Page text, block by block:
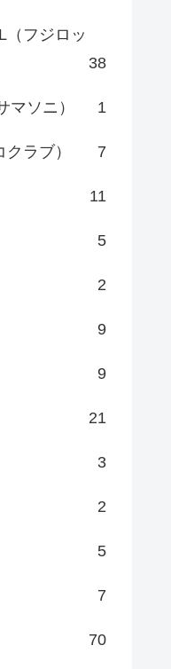
（フジロッ
38
マソニ） 1
ラブ） 7
11
5
2
9
9
21
3
2
5
7
70